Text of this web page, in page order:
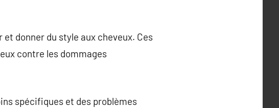
donner du style aux cheveux. Ces
contre les dommages
spécifiques et des problèmes